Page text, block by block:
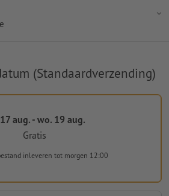
(Standaardverzending)
aug. - wo. 19 aug.
Gratis
inleveren tot morgen 12:00